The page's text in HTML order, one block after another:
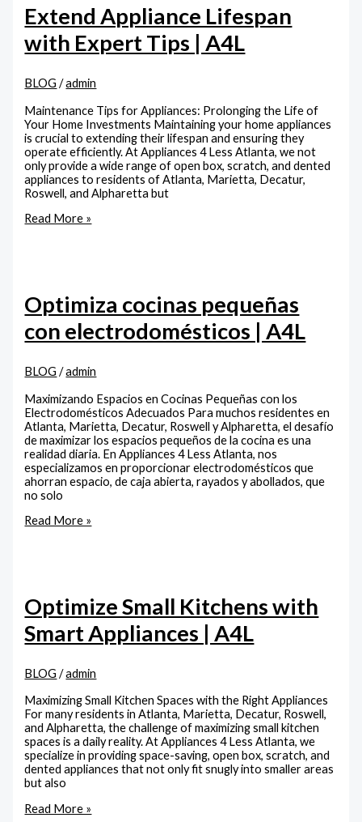
Extend Appliance Lifespan
with Expert Tips | A4L
BLOG /admin
Maintenance Tips for Appliances: Prolonging the Life of
Your Home Investments Maintaining your home appliances
is crucial to extending their lifespan and ensuring they
operate efficiently. At Appliances 4 Less Atlanta, we not
only provide a wide range of open box, scratch, and dented
appliances to residents of Atlanta, Marietta, Decatur,
Roswell, and Alpharetta but
Read More »
Optimiza cocinas pequeñas
con electrodomésticos | A4L
BLOG /admin
Maximizando Espacios en Cocinas Pequeñas con los
Electrodomésticos Adecuados Para muchos residentes en
Atlanta, Marietta, Decatur, Roswell y Alpharetta, el desafío
de maximizar los espacios pequeños de la cocina es una
realidad diaria. En Appliances 4 Less Atlanta, nos
especializamos en proporcionar electrodomésticos que
ahorran espacio, de caja abierta, rayados y abollados, que
no solo
Read More »
Optimize Small Kitchens with
Smart Appliances | A4L
BLOG /admin
Maximizing Small Kitchen Spaces with the Right Appliances
For many residents in Atlanta, Marietta, Decatur, Roswell,
and Alpharetta, the challenge of maximizing small kitchen
spaces is a daily reality. At Appliances 4 Less Atlanta, we
specialize in providing space-saving, open box, scratch, and
dented appliances that not only fit snugly into smaller areas
but also
Read More »